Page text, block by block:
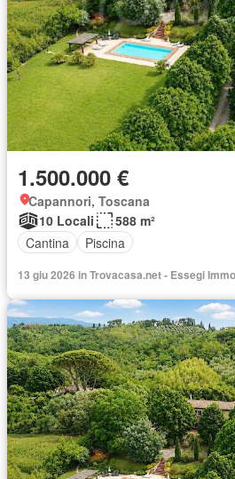
1.500.000 €
Capannori, Toscana
10 Locali
588 m²
Cantina
Piscina
13 giu 2026 in Trovacasa.net - Essegi